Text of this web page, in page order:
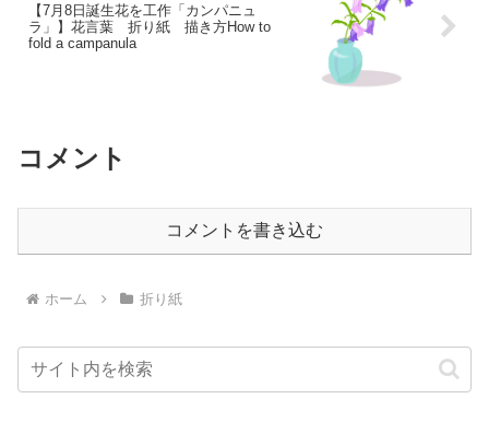
【7月8日誕生花を工作「カンパニュ
ラ」】花言葉 折り紙 描き方How to
fold a campanula
コメント
コメントを書き込む
ホーム 折り紙